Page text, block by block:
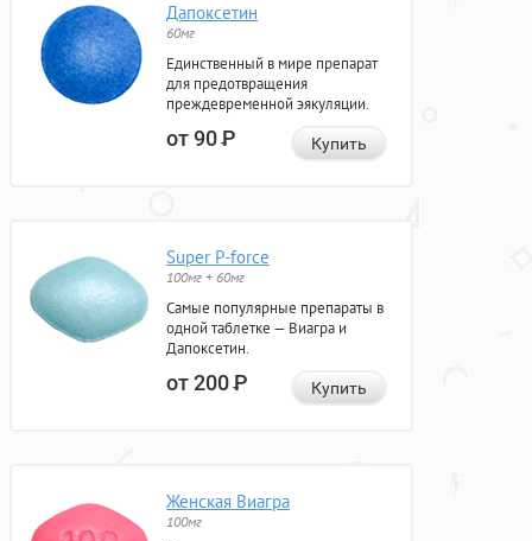
Дапоксетин
60мг
Единственный в мире препарат
для предотвращения
преждевременной эякуляции.
от 90Р Купить
Super P-force
100мг + 60мг
Самые популярные препараты в
одной таблетке — Виагра и
Дапоксетин.
от 200Р Купить
Женская Виагра
100мг